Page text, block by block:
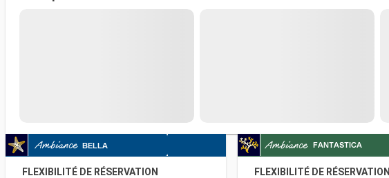
FLEXIBILITÉ DE RÉSERVATION
FLEXIBILITÉ DE RÉSERVATION